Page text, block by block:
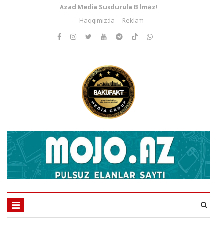
Azad Media Susdurula Bilməz!
Haqqımızda
Reklam